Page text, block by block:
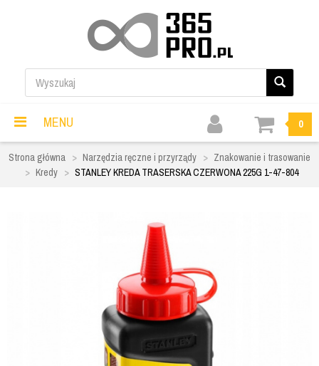
MENU 0
Strona główna Narzędzia ręczne i przyrządy
Znakowanie i trasowanie
Kredy
STANLEY KREDA TRASERSKA CZERWONA 225G 1-47-804